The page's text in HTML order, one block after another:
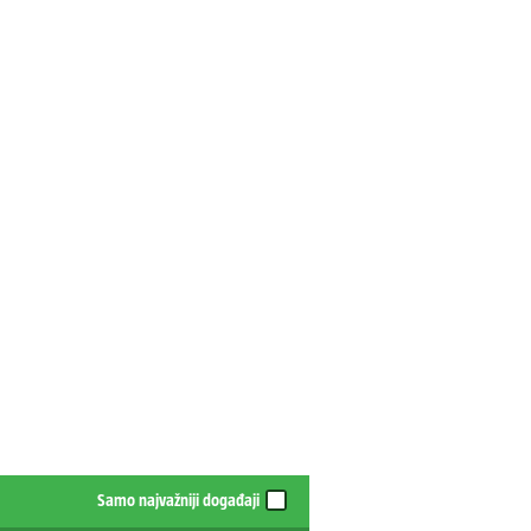
Samo najvažniji događaji